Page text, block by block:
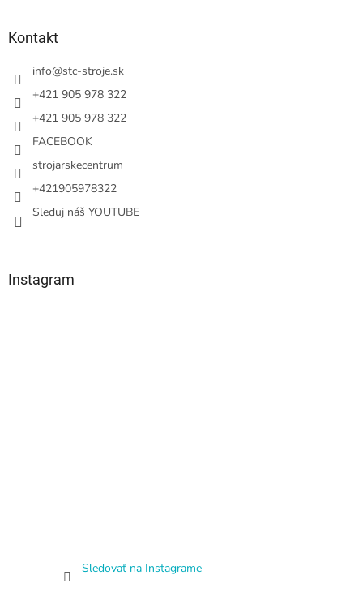
Kontakt
info@stc-stroje.sk
+421 905 978 322
+421 905 978 322
FACEBOOK
strojarskecentrum
+421905978322
Sleduj náš YOUTUBE
Instagram
Sledovať na Instagrame